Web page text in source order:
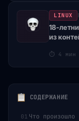
LINUX
18-
из
⏱ 4 мин
СОДЕРЖАНИЕ
01 Что произошло